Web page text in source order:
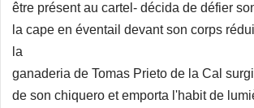
être présent au cartel- décida de défier
la cape en éventail devant son corps
la
ganaderia de Tomas Prieto de la Cal
de son chiquero et emporta l'habit de